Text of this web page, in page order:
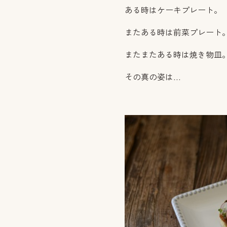
ある時はケーキプレート。
またある時は前菜プレート
またまたある時は焼き物皿
その真の姿は…